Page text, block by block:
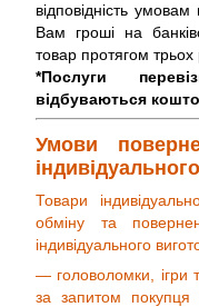
відповідність
Вам гроші на
товар протягом трьох
*Послуги
відбуваються
Умови
Товари
обміну та
індивідуального
— головоломки, ігри
за запитом покупця